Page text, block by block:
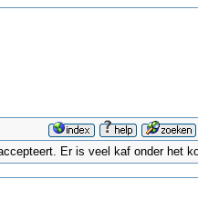
Er is veel kaf onder het